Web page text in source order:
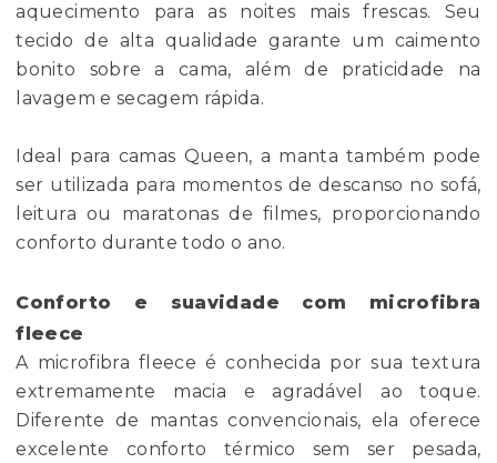
aquecimento para as noites mais frescas. Seu
tecido de alta qualidade garante um caimento
bonito sobre a cama, além de praticidade na
lavagem e secagem rápida.
Ideal para camas Queen, a manta também pode
ser utilizada para momentos de descanso no sofá,
leitura ou maratonas de filmes, proporcionando
conforto durante todo o ano.
Conforto e suavidade com microfibra
fleece
A microfibra fleece é conhecida por sua textura
extremamente macia e agradável ao toque.
Diferente de mantas convencionais, ela oferece
excelente conforto térmico sem ser pesada,